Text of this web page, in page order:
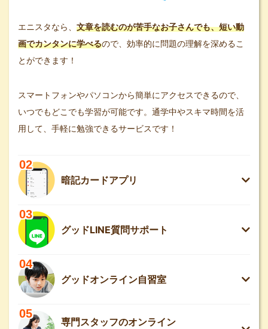
エニスタなら、 文章を読むのが苦手なお子さんでも、短い動
画でカンタンに学べるので、効率的に問題の理解を深めるこ
とができます！
スマートフォンやパソコンから簡単にアクセスできるので、
いつでもどこでも学習が可能です。通学中やスキマ時間を活
用して、手軽に勉強できるサービスです！
02
暗記カードアプリ
03
グッドLINE質問サポート
04
グッドオンライン自習室
05
専門スタッフのオンライン